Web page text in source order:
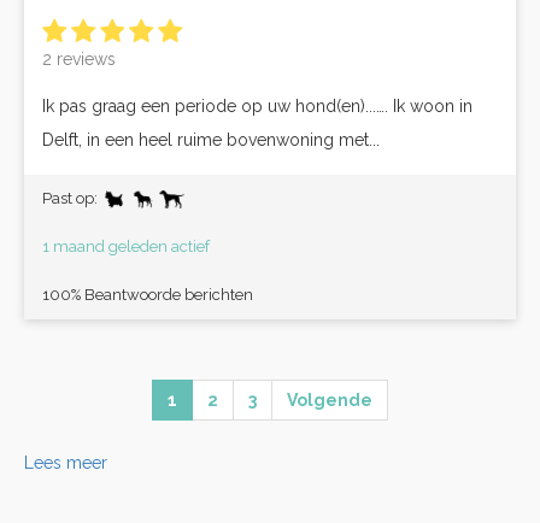
2 reviews
Ik pas graag een periode op uw hond(en)...…. Ik woon in
Delft, in een heel ruime bovenwoning met...
Past op:
1 maand geleden actief
100% Beantwoorde berichten
1 2 3 Volgende
Lees meer